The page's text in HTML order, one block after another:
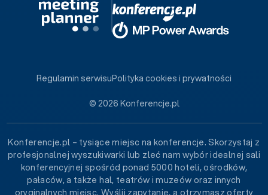
© 2026 Konferencje.pl
Regulamin serwisuPolityka cookies i prywatności
Konferencje.pl – tysiące miejsc na konferencje. Skorzystaj z
profesjonalnej wyszukiwarki lub zleć nam wybór idealnej sali
konferencyjnej spośród ponad 5000 hoteli, ośrodków,
pałaców, a także hal, teatrów i muzeów oraz innych
oryginalnych miejsc. Wyślij zapytanie, a otrzymasz oferty